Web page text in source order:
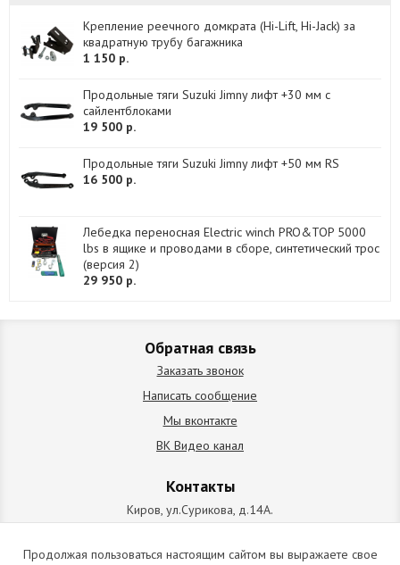
Крепление реечного домкрата (Hi-Lift, Hi-Jack) за
квадратную трубу багажника
1 150 р.
Продольные тяги Suzuki Jimny лифт +30 мм с
сайлентблоками
19 500 р.
Продольные тяги Suzuki Jimny лифт +50 мм RS
16 500 р.
Лебедка переносная Electric winch PRO&TOP 5000
lbs в ящике и проводами в сборе, синтетический трос
(версия 2)
29 950 р.
Обратная связь
Заказать звонок
Написать сообщение
Мы вконтакте
ВК Видео канал
Контакты
Киров, ул.Сурикова, д.14А.
схема проезда
+7 (912) 827-92-55
Продолжая пользоваться настоящим сайтом вы выражаете свое